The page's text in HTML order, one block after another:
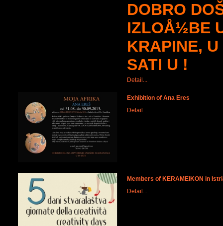
DOBRO
IZLOÅ½BE
KRAPINE,
SATI U !
Detail...
Exhibition of Ana Eres
Detail...
Members of KERAMEIKON in
Detail...